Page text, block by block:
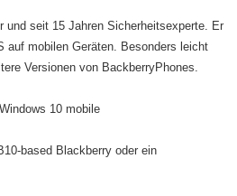
und seit 15 Jahren Sicherheitsexperte. Er
auf mobilen Geräten. Besonders leicht
Versionen von BackberryPhones.
10 mobile
based Blackberry oder ein